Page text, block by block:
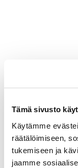
Tämä sivusto
Käytämme
räätälöimiseen,
tukemiseen ja
jaamme